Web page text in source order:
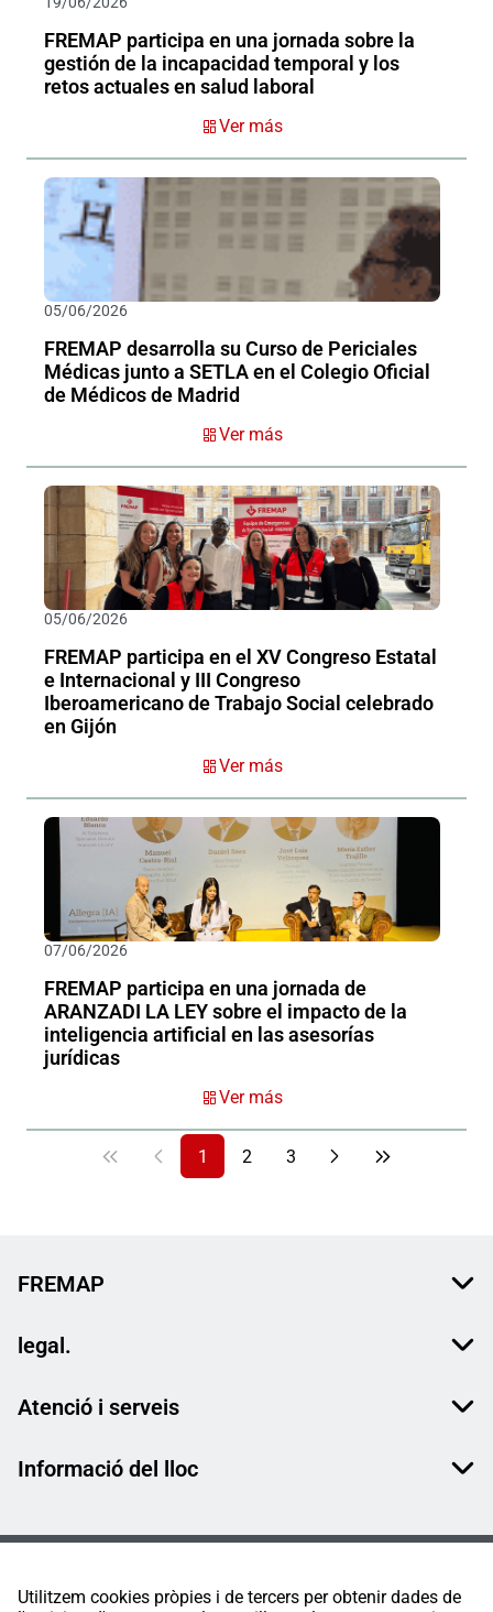
Utilitzem cookies pròpies i de tercers per obtenir dades de
FREMAP participa en una jornada sobre la
gestión de la incapacidad temporal y los
retos actuales en salud laboral
Ver más
05/06/2026
FREMAP desarrolla su Curso de Periciales
Médicas junto a SETLA en el Colegio Oficial
de Médicos de Madrid
Ver más
05/06/2026
FREMAP participa en el XV Congreso Estatal
e Internacional y III Congreso
Iberoamericano de Trabajo Social celebrado
en Gijón
Ver más
07/06/2026
FREMAP participa en una jornada de
ARANZADI LA LEY sobre el impacto de la
inteligencia artificial en las asesorías
jurídicas
Ver más
1 2 3
FREMAP
legal.
Atenció i serveis
Informació del lloc